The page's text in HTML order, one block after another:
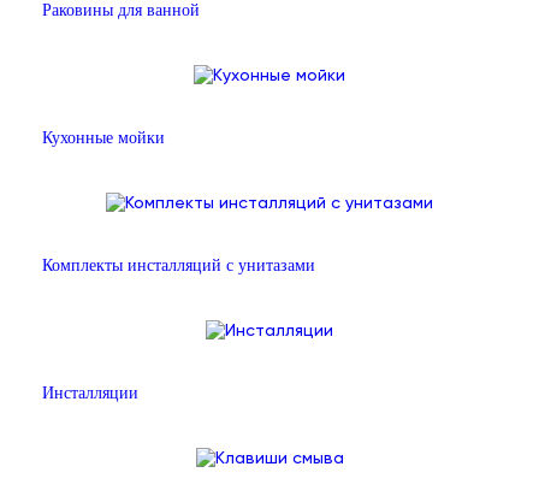
Раковины для ванной
Кухонные мойки
Комплекты инсталляций с унитазами
Инсталляции